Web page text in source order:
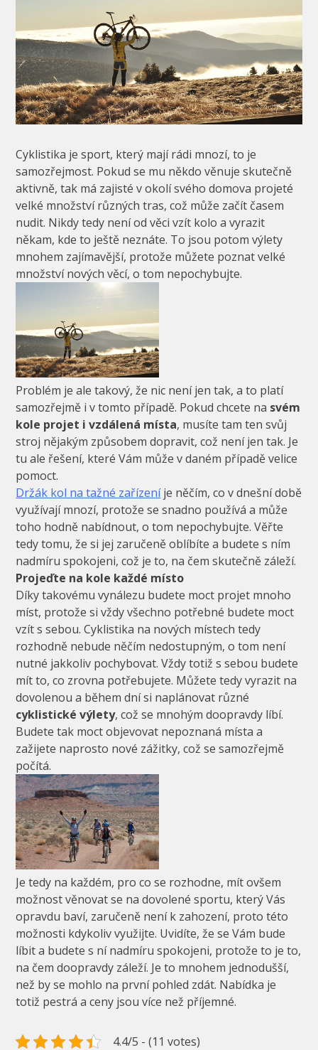
Cyklistika je sport, který mají rádi mnozí, to je
samozřejmost. Pokud se mu někdo věnuje skutečně
aktivně, tak má zajisté v okolí svého domova projeté
velké množství různých tras, což může začít časem
nudit. Nikdy tedy není od věci vzít kolo a vyrazit
někam, kde to ještě neznáte. To jsou potom výlety
mnohem zajímavější, protože můžete poznat velké
množství nových věcí, o tom nepochybujte.
Problém je ale takový, že nic není jen tak, a to platí
samozřejmě i v tomto případě. Pokud chcete na svém
kole projet i vzdálená místa, musíte tam ten svůj
stroj nějakým způsobem dopravit, což není jen tak. Je
tu ale řešení, které Vám může v daném případě velice
pomoct.
Držák kol na tažné zařízeníje něčím, co v dnešní době
využívají mnozí, protože se snadno používá a může
toho hodně nabídnout, o tom nepochybujte. Věřte
tedy tomu, že si jej zaručeně oblíbíte a budete s ním
nadmíru spokojeni, což je to, na čem skutečně záleží.
Projeďte na kole každé místo
Díky takovému vynálezu budete moct projet mnoho
míst, protože si vždy všechno potřebné budete moct
vzít s sebou. Cyklistika na nových místech tedy
rozhodně nebude něčím nedostupným, o tom není
nutné jakkoliv pochybovat. Vždy totiž s sebou budete
mít to, co zrovna potřebujete. Můžete tedy vyrazit na
dovolenou a během dní si naplánovat různé
cyklistické výlety, což se mnohým doopravdy líbí.
Budete tak moct objevovat nepoznaná místa a
zažijete naprosto nové zážitky, což se samozřejmě
počítá.
Je tedy na každém, pro co se rozhodne, mít ovšem
možnost věnovat se na dovolené sportu, který Vás
opravdu baví, zaručeně není k zahození, proto této
možnosti kdykoliv využijte. Uvidíte, že se Vám bude
líbit a budete s ní nadmíru spokojeni, protože to je to,
na čem doopravdy záleží. Je to mnohem jednodušší,
než by se mohlo na první pohled zdát. Nabídka je
totiž pestrá a ceny jsou více než příjemné.
4.4/5 - (11 votes)